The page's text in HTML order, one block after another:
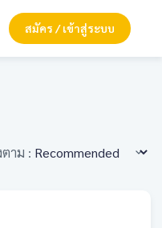
สมัคร / เข้าสู่ระบบ
ตาม :